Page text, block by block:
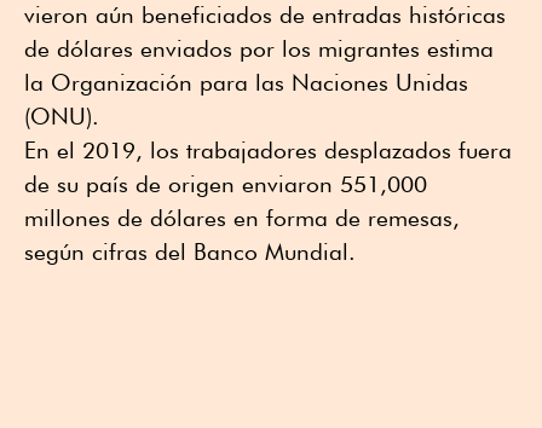
vieron aún beneficiados de entradas históricas
de dólares enviados por los migrantes estima
la Organización para las Naciones Unidas
(ONU).
En el 2019, los trabajadores desplazados fuera
de su país de origen enviaron 551,000
millones de dólares en forma de remesas,
según cifras del Banco Mundial.